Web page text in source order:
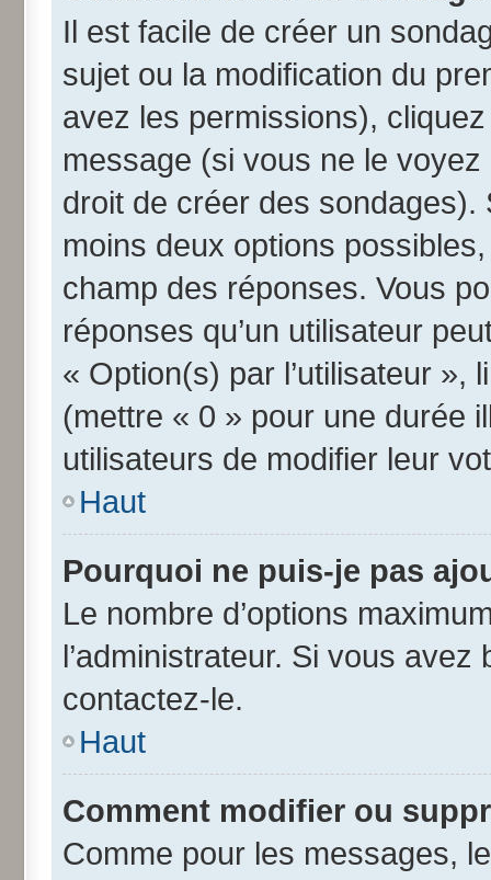
Il est facile de créer un
sujet ou la modification du
avez les permissions),
message (si vous ne le
droit de créer des
moins deux options
champ des réponses. Vous
réponses qu’un utilisateur
« Option(s) par l’utilisateur »,
(mettre « 0 » pour une durée
utilisateurs de modifier leur
Haut
Pourquoi ne puis-je pas
Le nombre d’options
l’administrateur. Si vous avez
contactez-le.
Haut
Comment modifier ou
Comme pour les messages,